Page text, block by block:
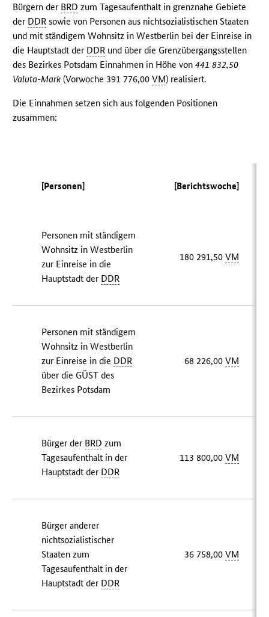
Bürgern der BRD zum Tagesaufenthalt in grenznahe Gebiete
der DDR sowie von Personen aus nichtsozialistischen Staaten
und mit ständigem Wohnsitz in Westberlin bei der Einreise in
die Hauptstadt der DDR und über die Grenzübergangsstellen
des Bezirkes Potsdam Einnahmen in Höhe von441 832,50
Valuta-Mark (Vorwoche 391 776,00VM) realisiert.
Die Einnahmen setzen sich aus folgenden Positionen
zusammen:
[Personen] [Berichtswoche]
Personen mit ständigem
Wohnsitz in Westberlin
zur Einreise in die
Hauptstadt der DDR
180 291,50VM
Personen mit ständigem
Wohnsitz in Westberlin
zur Einreise in die DDR
über die GÜST des
Bezirkes Potsdam
68 226,00VM
Bürger der BRD zum
Tagesaufenthalt in der
Hauptstadt der DDR
113 800,00VM
Bürger anderer
nichtsozialistischer
Staaten zum
Tagesaufenthalt in der
Hauptstadt der DDR
36 758,00VM